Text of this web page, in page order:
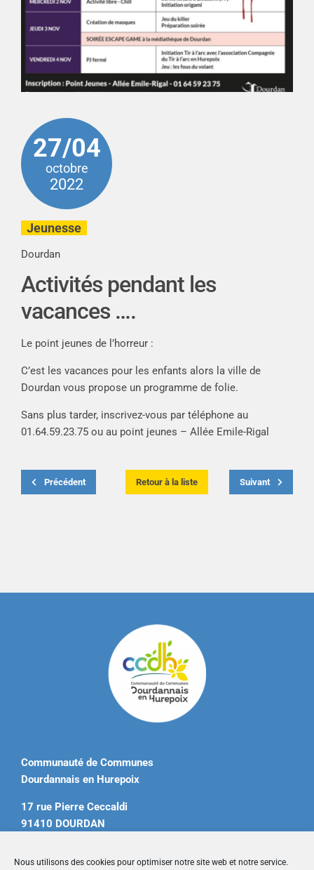
Nous utilisons des cookies pour optimiser notre site web et notre service.
27/04
octobre
2022
Jeunesse
Dourdan
Activités pendant les
vacances ….
Le point jeunes de l’horreur :
C’est les vacances pour les enfants alors la ville de
Dourdan vous propose un programme de folie.
Sans plus tarder, inscrivez-vous par téléphone au
01.64.59.23.75 ou au point jeunes – Allée Emile-Rigal
Précédent Retour à la liste Suivant
Communauté de Communes
Dourdannais en Hurepoix
17 rue Pierre Ceccaldi
91410 DOURDAN